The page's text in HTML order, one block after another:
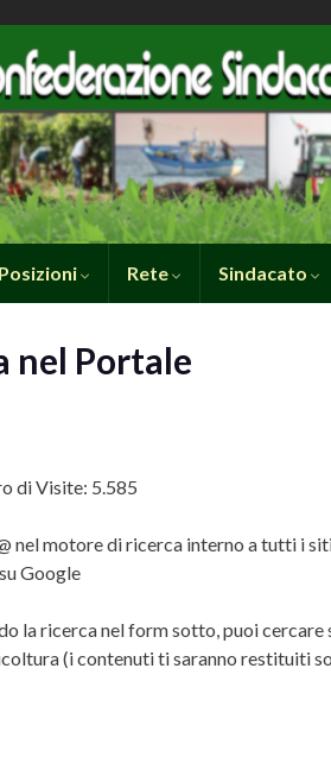
Posizioni Rete Sindacato
nel Portale
di Visite: 5.585
nel motore di ricerca interno a tutti i
Google
la ricerca nel form sotto, puoi
(i contenuti ti saranno restituiti